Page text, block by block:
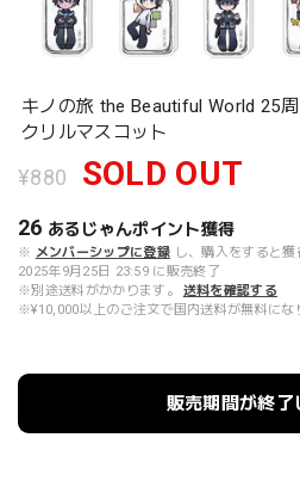
キノの旅 the Beautiful World 25
クリルマスコット
¥880 SOLD OUT
26 あるじゃんポイント獲得
※ メンバーシップに登録 し、購入をすると獲
2025年9月25日 23:59 に販売終了
※別途送料がかかります。
送料を確認する
※¥10,000以上のご注文で国内送料が無料にな
販売期間が終了